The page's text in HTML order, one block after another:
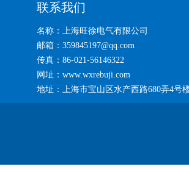
联系我们
名称：上海旺徐电气有限公司
邮箱：359845197@qq.com
传真：86-021-56146322
网址：www.wxrebuji.com
地址：上海市宝山区水产西路680弄4号